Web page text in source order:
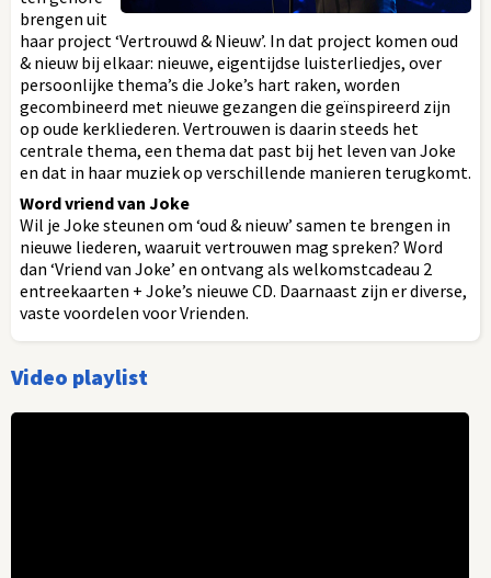
brengen uit
haar project ‘Vertrouwd & Nieuw’. In dat project komen oud
& nieuw bij elkaar: nieuwe, eigentijdse luisterliedjes, over
persoonlijke thema’s die Joke’s hart raken, worden
gecombineerd met nieuwe gezangen die geïnspireerd zijn
op oude kerkliederen. Vertrouwen is daarin steeds het
centrale thema, een thema dat past bij het leven van Joke
en dat in haar muziek op verschillende manieren terugkomt.
Word vriend van Joke
Wil je Joke steunen om ‘oud & nieuw’ samen te brengen in
nieuwe liederen, waaruit vertrouwen mag spreken? Word
dan ‘Vriend van Joke’ en ontvang als welkomstcadeau 2
entreekaarten + Joke’s nieuwe CD. Daarnaast zijn er diverse,
vaste voordelen voor Vrienden.
Video playlist